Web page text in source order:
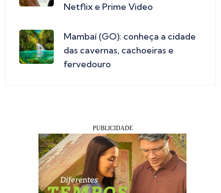
Netflix e Prime Video
Mambaí (GO): conheça a cidade
das cavernas, cachoeiras e
fervedouro